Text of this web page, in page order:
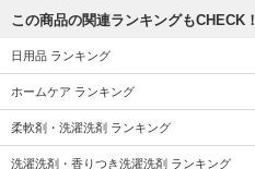
この商品の関連ランキングもCHECK！
日用品 ランキング
ホームケア ランキング
柔軟剤・洗濯洗剤 ランキング
洗濯洗剤・香りつき洗濯洗剤 ランキング